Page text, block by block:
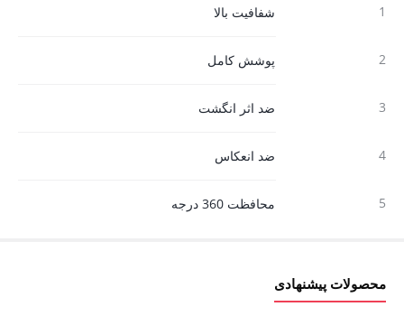
1 شفافیت بالا
2 پوشش کامل
3 ضد اثر انگشت
4 ضد انعکاس
5 محافظت 360 درجه
محصولات پیشنهادی